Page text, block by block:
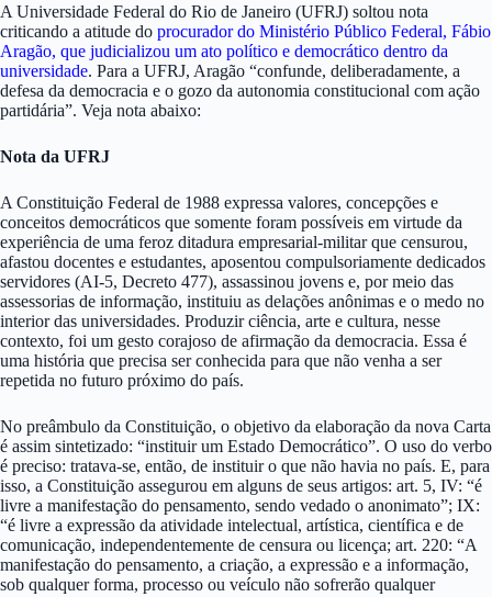
A Universidade Federal do Rio de Janeiro (UFRJ) soltou nota
criticando a atitude do procurador do Ministério Público Federal, Fábio
Aragão, que judicializou um ato político e democrático dentro da
universidade. Para a UFRJ, Aragão “confunde, deliberadamente, a
defesa da democracia e o gozo da autonomia constitucional com ação
partidária”. Veja nota abaixo:
Nota da UFRJ
A Constituição Federal de 1988 expressa valores, concepções e
conceitos democráticos que somente foram possíveis em virtude da
experiência de uma feroz ditadura empresarial-militar que censurou,
afastou docentes e estudantes, aposentou compulsoriamente dedicados
servidores (AI-5, Decreto 477), assassinou jovens e, por meio das
assessorias de informação, instituiu as delações anônimas e o medo no
interior das universidades. Produzir ciência, arte e cultura, nesse
contexto, foi um gesto corajoso de afirmação da democracia. Essa é
uma história que precisa ser conhecida para que não venha a ser
repetida no futuro próximo do país.
No preâmbulo da Constituição, o objetivo da elaboração da nova Carta
é assim sintetizado: “instituir um Estado Democrático”. O uso do verbo
é preciso: tratava-se, então, de instituir o que não havia no país. E, para
isso, a Constituição assegurou em alguns de seus artigos: art. 5, IV: “é
livre a manifestação do pensamento, sendo vedado o anonimato”; IX:
“é livre a expressão da atividade intelectual, artística, científica e de
comunicação, independentemente de censura ou licença; art. 220: “A
manifestação do pensamento, a criação, a expressão e a informação,
sob qualquer forma, processo ou veículo não sofrerão qualquer